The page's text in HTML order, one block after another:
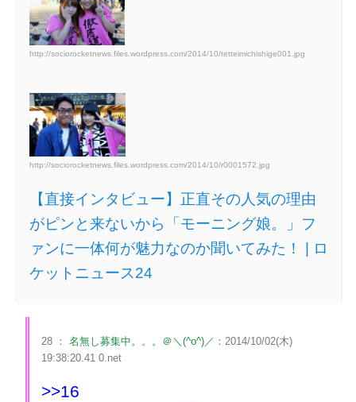
http://sociorocketnews.files.wordpress.com/2014/10/tetteimichishige001.jpg
http://sociorocketnews.files.wordpress.com/2014/10/r0001572.jpg
【直接インタビュー】正直その人気の理由
がピンと来ないから「モーニング娘。」フ
ァンに一体何が魅力なのか聞いてみた！ | ロ
ケットニュース24
28 ： 名無し募集中。。。＠＼(^o^)／ ：2014/10/02(木)
19:38:20.41 0.net
>>16